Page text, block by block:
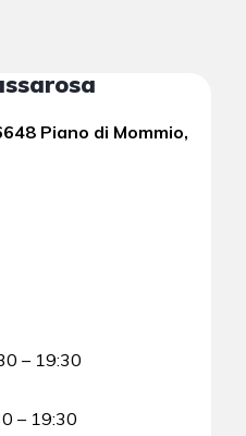
Piano di Mommio,
– 19:30
– 19:30